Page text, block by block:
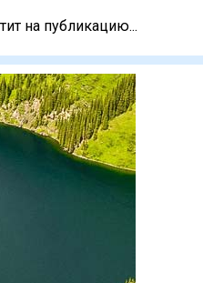
на публикацию...